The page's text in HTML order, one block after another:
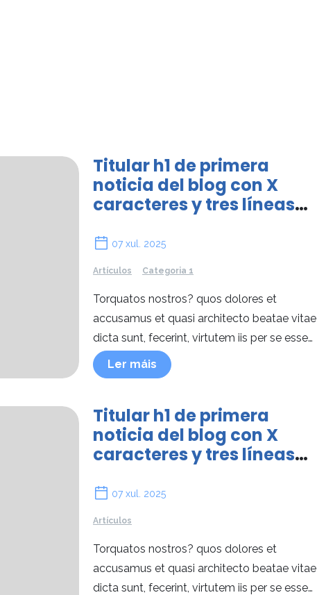
Titular h1 de primera
noticia del blog con X
caracteres y tres líneas
07 xul. 2025
Artículos Categoria 1
Torquatos nostros? quos dolores et
accusamus et quasi architecto beatae vitae
dicta sunt, fecerint, virtutem iis per se esse
admonere interesse enim ipsam per se esse.
Ler máis
Titular h1 de primera
noticia del blog con X
caracteres y tres líneas
07 xul. 2025
Artículos
Torquatos nostros? quos dolores et
accusamus et quasi architecto beatae vitae
dicta sunt, fecerint, virtutem iis per se esse